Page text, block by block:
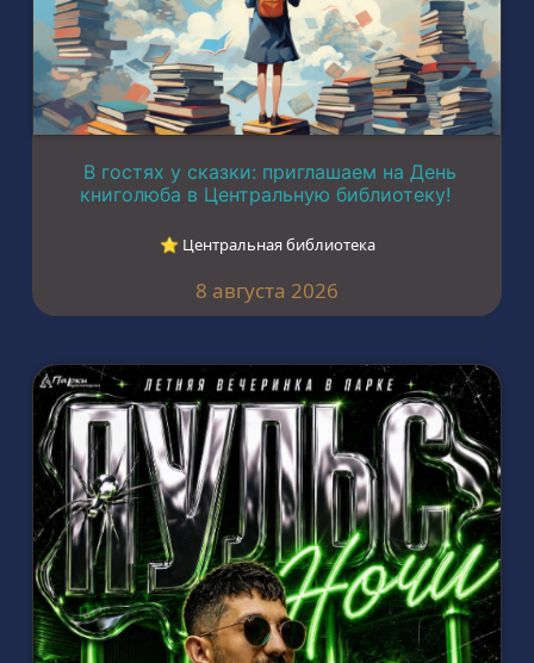
В гостях у сказки: приглашаем на День
книголюба в Центральную библиотеку!
⭐︎ Центральная библиотека
8 августа 2026